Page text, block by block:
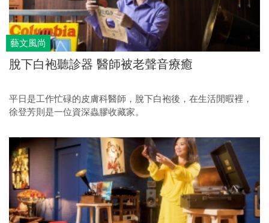
藝文風尚
脫下白袍聽診器 醫師被老聲音療癒
平日是工作忙碌的皮膚科醫師，脫下白袍後，在生活閒暇裡，
徐登芳則是一位資深蟲膠收藏家。